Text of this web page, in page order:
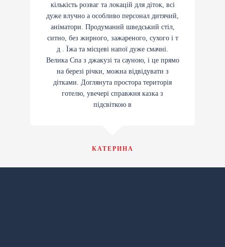
кількість розваг та локацій для діток, всі
дуже влучно а особливо персонал дитячий,
аніматори. Продуманий шведський стіл,
ситно, без жирного, зажареного, сухого і т
д . Їжа та місцеві напої дуже смачні.
Велика Спа з джакузі та сауною, і це прямо
на березі річки, можна відвідувати з
дітками. Доглянута простора територія
готелю, увечері справжня казка з
підсвіткою в
КАТЕРИНА